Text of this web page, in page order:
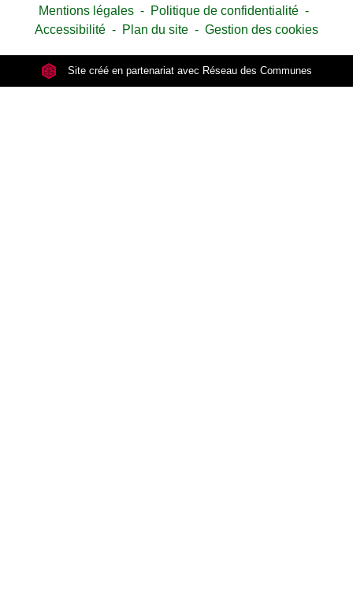
Mentions légales - Politique de confidentialité -
Accessibilité - Plan du site - Gestion des cookies
Site créé en partenariat avec Réseau des Communes